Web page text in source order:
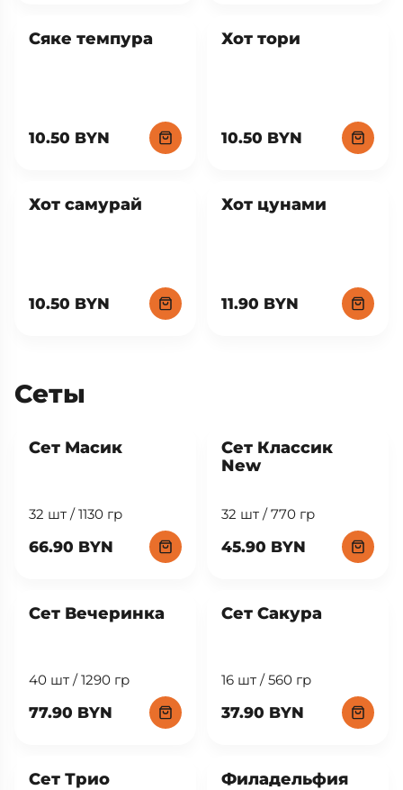
Сяке темпура
10.50 BYN
Хот тори
10.50 BYN
Хот самурай
10.50 BYN
Хот цунами
11.90 BYN
Сеты
Сет Масик
32 шт / 1130 гр
66.90 BYN
Сет Классик
New
32 шт / 770 гр
45.90 BYN
Сет Вечеринка
40 шт / 1290 гр
77.90 BYN
Сет Сакура
16 шт / 560 гр
37.90 BYN
Сет Трио Филадельфия